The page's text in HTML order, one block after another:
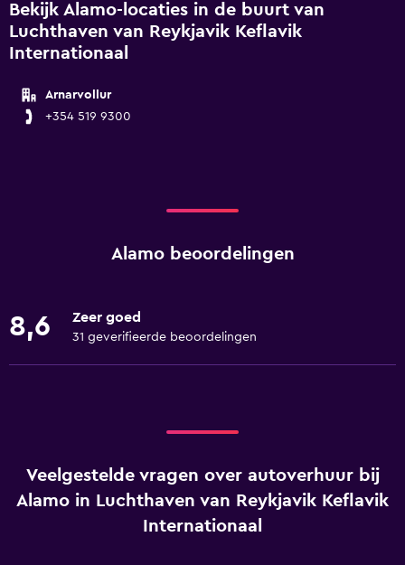
Bekijk Alamo-locaties in de buurt van
Luchthaven van Reykjavik Keflavik
Internationaal
Arnarvollur
+354 519 9300
Alamo beoordelingen
8,6 Zeer goed
31 geverifieerde beoordelingen
Veelgestelde vragen over autoverhuur bij
Alamo in Luchthaven van Reykjavik Keflavik
Internationaal